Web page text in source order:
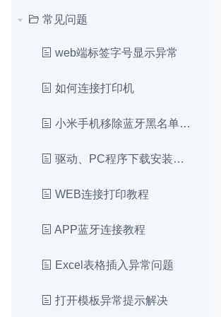
常见问题
web端标签字号显示异常
如何连接打印机
小米手机移除蓝牙黑名单详情操作
驱动、PC程序下载安装和打印教程
WEB连接打印教程
APP蓝牙连接教程
Excel表格插入异常问题
打开模板异常提示解决